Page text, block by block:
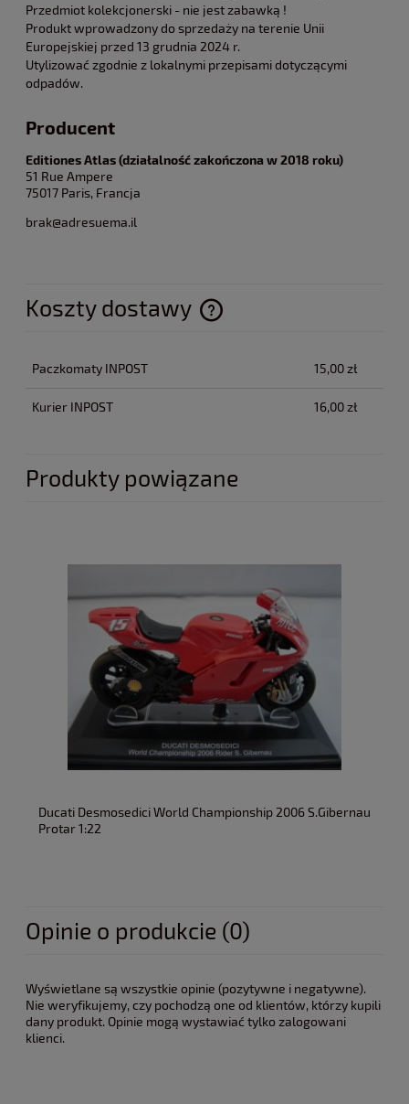
Przedmiot kolekcjonerski - nie jest zabawką !
Produkt wprowadzony do sprzedaży na terenie Unii
Europejskiej przed 13 grudnia 2024 r.
Utylizować zgodnie z lokalnymi przepisami dotyczącymi
odpadów.
Producent
Editiones Atlas (działalność zakończona w 2018 roku)
51 Rue Ampere
75017 Paris, Francja
brak@adresuema.il
Koszty dostawy
Cena nie zawiera ewentualnych kosztów płatności
Paczkomaty INPOST 15,00 zł
Kurier INPOST 16,00 zł
Produkty powiązane
Ducati Desmosedici World Championship 2006 S.Gibernau
Protar 1:22
Opinie o produkcie (0)
Wyświetlane są wszystkie opinie (pozytywne i negatywne).
Nie weryfikujemy, czy pochodzą one od klientów, którzy kupili
dany produkt. Opinie mogą wystawiać tylko zalogowani
klienci.